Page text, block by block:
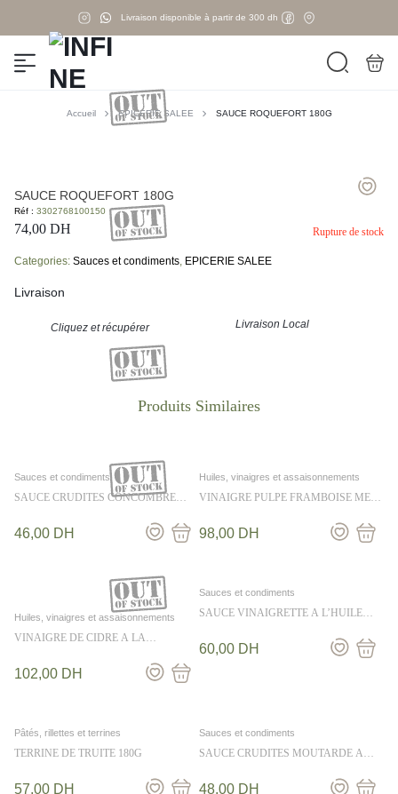
Livraison disponible à partir de 300 dh
Accueil EPICERIE SALEE SAUCE ROQUEFORT 180G
SAUCE ROQUEFORT 180G
Réf : 3302768100150
74,00 DH Rupture de stock
Categories: Sauces et condiments, EPICERIE SALEE
Livraison
Cliquez et récupérer Livraison Local
Sauces et condiments
SAUCE CRUDITES CONCOMBRE
46,00 DH
Huiles, vinaigres et assaisonnements
VINAIGRE PULPE FRAMBOISE MES
98,00 DH
Huiles, vinaigres et assaisonnements
VINAIGRE DE CIDRE A LA
102,00 DH
Sauces et condiments
SAUCE VINAIGRETTE A L’HUILE
60,00 DH
Pâtés, rillettes et terrines
TERRINE DE TRUITE 180G
57,00 DH
Sauces et condiments
SAUCE CRUDITES MOUTARDE A
48,00 DH